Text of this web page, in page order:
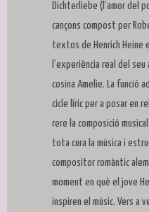
Dichterliebe (l’amor del
cançons compost per
textos de Henrich Heine
l’experiència real del
cosina Amelie. La funció
cicle líric per a posar en
rere la composició
tota cura la música i
compositor romàntic
moment en què el jove
inspiren el músic. Vers a